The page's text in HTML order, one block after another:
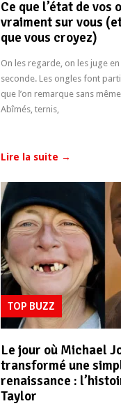
Ce que l’état de vos
vraiment sur vous
que vous croyez)
On les regarde, on les juge
seconde. Les ongles font
que l’on remarque sans
Abîmés, ternis,
Lire la suite →
TOP BUZZ
Le jour où Michael
transformé une
renaissance :
Taylor